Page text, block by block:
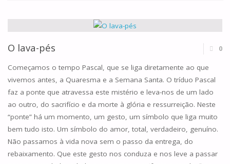
O lava-pés 0
Começamos o tempo Pascal, que se liga diretamente ao que
vivemos antes, a Quaresma e a Semana Santa. O tríduo Pascal
faz a ponte que atravessa este mistério e leva-nos de um lado
ao outro, do sacrifício e da morte à glória e ressurreição. Neste
“ponte” há um momento, um gesto, um símbolo que liga muito
bem tudo isto. Um símbolo do amor, total, verdadeiro, genuíno.
Não passamos à vida nova sem o passo da entrega, do
rebaixamento. Que este gesto nos conduza e nos leve a passar